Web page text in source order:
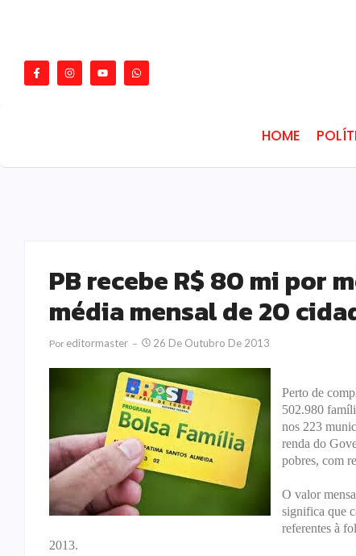
HOME
PB recebe R$ 80 mi por
média mensal de 20
Por Editormaster 26 De Outubro De 2013
Perto de
502.980
nos 223
renda do
pobres, com
O valor
significa que
referentes à
2013.